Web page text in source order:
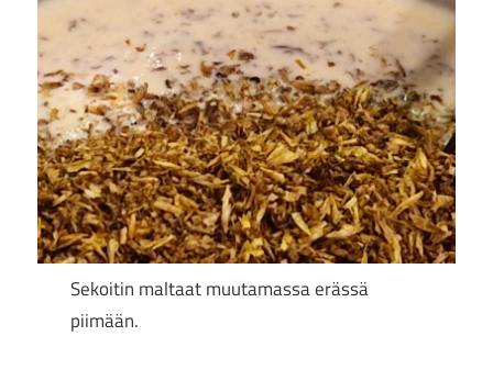
Sekoitin maltaat muutamassa erässä
piimään.